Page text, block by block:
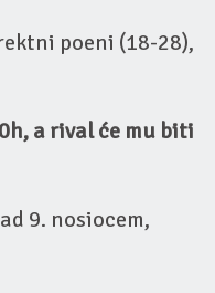
poeni (18-28),
a rival će mu biti
9. nosiocem,